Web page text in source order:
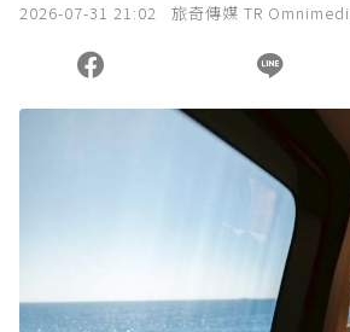
您當前剩餘 U 利點數：0點；前往
2026-07-31 21:02 旅奇傳媒 TR